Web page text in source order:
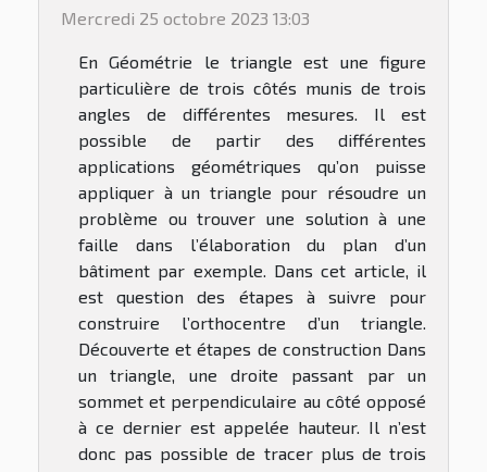
Mercredi 25 octobre 2023 13:03
En Géométrie le triangle est une figure
particulière de trois côtés munis de trois
angles de différentes mesures. Il est
possible de partir des différentes
applications géométriques qu’on puisse
appliquer à un triangle pour résoudre un
problème ou trouver une solution à une
faille dans l’élaboration du plan d’un
bâtiment par exemple. Dans cet article, il
est question des étapes à suivre pour
construire l’orthocentre d’un triangle.
Découverte et étapes de construction Dans
un triangle, une droite passant par un
sommet et perpendiculaire au côté opposé
à ce dernier est appelée hauteur. Il n’est
donc pas possible de tracer plus de trois